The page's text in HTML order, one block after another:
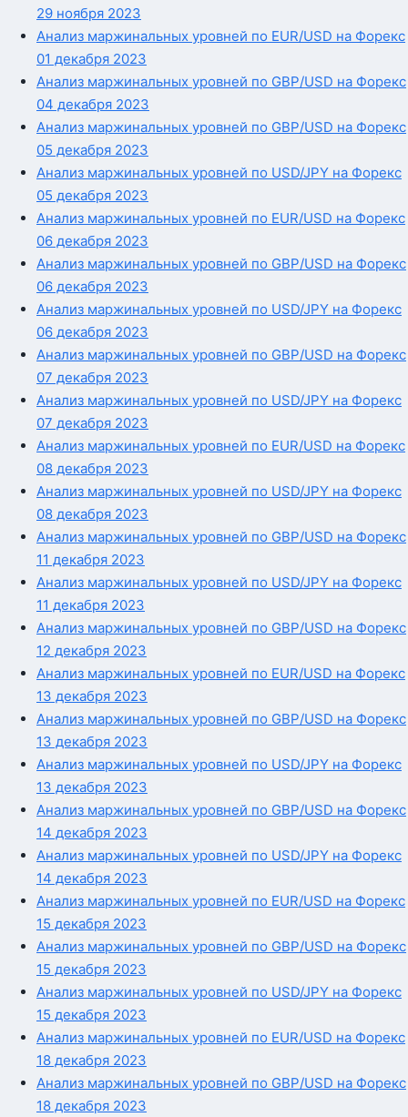
29 ноября 2023
Анализ маржинальных уровней по EUR/USD на Форекс
01 декабря 2023
Анализ маржинальных уровней по GBP/USD на Форекс
04 декабря 2023
Анализ маржинальных уровней по GBP/USD на Форекс
05 декабря 2023
Анализ маржинальных уровней по USD/JPY на Форекс
05 декабря 2023
Анализ маржинальных уровней по EUR/USD на Форекс
06 декабря 2023
Анализ маржинальных уровней по GBP/USD на Форекс
06 декабря 2023
Анализ маржинальных уровней по USD/JPY на Форекс
06 декабря 2023
Анализ маржинальных уровней по GBP/USD на Форекс
07 декабря 2023
Анализ маржинальных уровней по USD/JPY на Форекс
07 декабря 2023
Анализ маржинальных уровней по EUR/USD на Форекс
08 декабря 2023
Анализ маржинальных уровней по USD/JPY на Форекс
08 декабря 2023
Анализ маржинальных уровней по GBP/USD на Форекс
11 декабря 2023
Анализ маржинальных уровней по USD/JPY на Форекс
11 декабря 2023
Анализ маржинальных уровней по GBP/USD на Форекс
12 декабря 2023
Анализ маржинальных уровней по EUR/USD на Форекс
13 декабря 2023
Анализ маржинальных уровней по GBP/USD на Форекс
13 декабря 2023
Анализ маржинальных уровней по USD/JPY на Форекс
13 декабря 2023
Анализ маржинальных уровней по GBP/USD на Форекс
14 декабря 2023
Анализ маржинальных уровней по USD/JPY на Форекс
14 декабря 2023
Анализ маржинальных уровней по EUR/USD на Форекс
15 декабря 2023
Анализ маржинальных уровней по GBP/USD на Форекс
15 декабря 2023
Анализ маржинальных уровней по USD/JPY на Форекс
15 декабря 2023
Анализ маржинальных уровней по EUR/USD на Форекс
18 декабря 2023
Анализ маржинальных уровней по GBP/USD на Форекс
18 декабря 2023